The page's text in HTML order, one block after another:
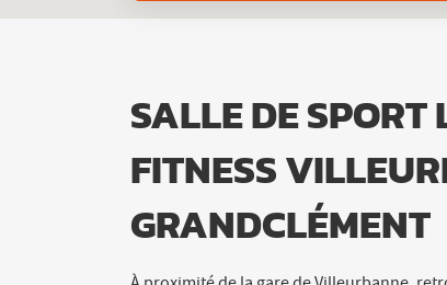
SALLE DE SPORT
FITNESS
GRANDCLÉMENT